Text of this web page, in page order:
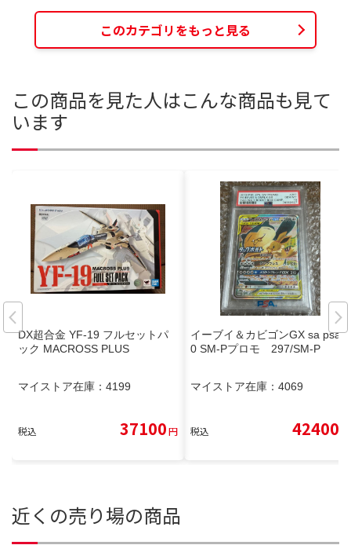
このカテゴリをもっと見る
この商品を見た人はこんな商品も見て
います
DX超合金 YF-19 フルセットパ
ック MACROSS PLUS
マイストア在庫： 4199
税込 37100円
イーブイ＆カビゴンGX sa psa1
0 SM-Pプロモ 297/SM-P
マイストア在庫： 4069
税込 42400
近くの売り場の商品